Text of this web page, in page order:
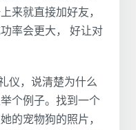
来就直接加好友，
率会更大， 好让对
仪，说清楚为什么
个例子。找到一个
的宠物狗的照片，